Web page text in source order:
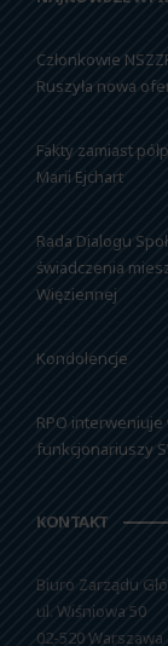
Członkowie
Ruszyła nowa
Fakty zamiast
Marii Ejchart
Rada Dialogu
świadczenia
Więziennej
Kondolencje
RPO
funkcjonariuszy
KONTAKT
Biuro Zarządu
ul. Wiśniowa 50
02-520 Warszawa